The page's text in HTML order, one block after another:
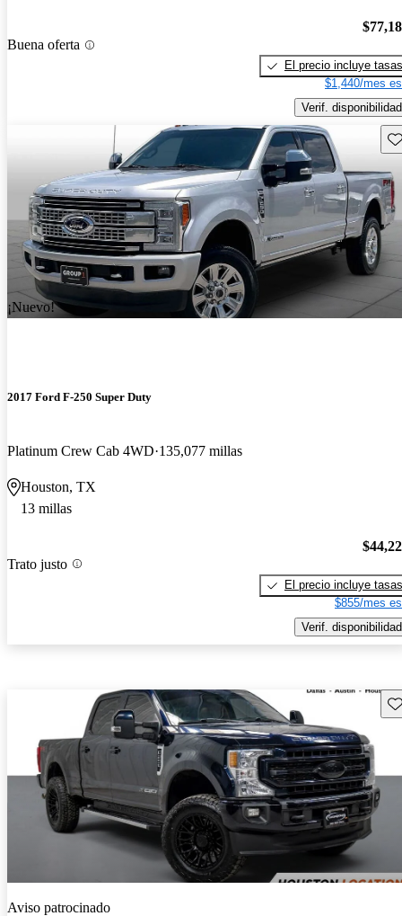
Buena oferta
El precio incluye tasas
$1,440/mes
Verif. disponibilidad
¡Nuevo!
2017 Ford F-250 Super Duty
Platinum Crew Cab 4WD 135,077 millas
Houston, TX
13 millas
Trato justo
El precio incluye tasas
$855/mes
Verif. disponibilidad
Aviso patrocinado